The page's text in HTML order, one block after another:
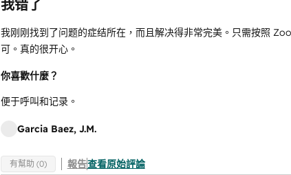
我错了
我刚刚找到了问题的症结所在，而且解决得非常完美。只需按照
可。真的很开心。
你喜歡什麼？
便于呼叫和记录。
Garcia Baez, J.M.
有幫助 (0) 報告查看原始評論